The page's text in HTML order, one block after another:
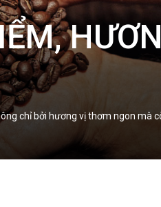
chỉ bởi hương vị thơm ngon mà